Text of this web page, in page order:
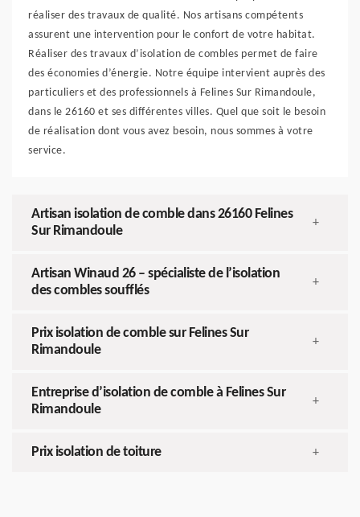
réaliser des travaux de qualité. Nos artisans compétents
assurent une intervention pour le confort de votre habitat.
Réaliser des travaux d’isolation de combles permet de faire
des économies d’énergie. Notre équipe intervient auprès des
particuliers et des professionnels à Felines Sur Rimandoule,
dans le 26160 et ses différentes villes. Quel que soit le besoin
de réalisation dont vous avez besoin, nous sommes à votre
service.
Artisan isolation de comble dans 26160 Felines
Sur Rimandoule
+
Artisan Winaud 26 – spécialiste de l’isolation
des combles soufflés
+
Prix isolation de comble sur Felines Sur
Rimandoule
+
Entreprise d’isolation de comble à Felines Sur
Rimandoule
+
Prix isolation de toiture +